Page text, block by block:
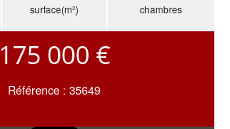
surface(m²) chambres
175 000 €
Référence : 35649